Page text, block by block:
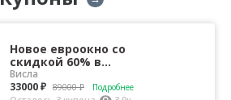
Новое евроокно со
скидкой 60% в
компании Висла
Висла
33000 ₽ 89000 ₽ Подробнее